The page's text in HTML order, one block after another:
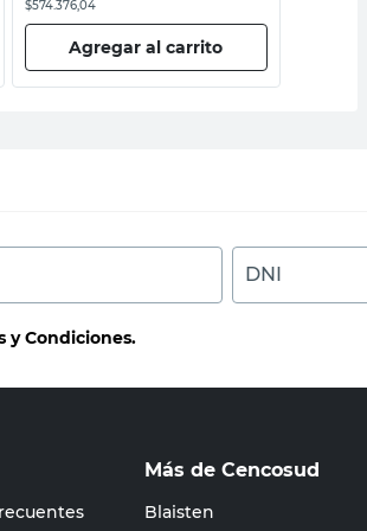
$574.376,04
Agregar al carrito
DNI
y Condiciones.
Más de Cencosud
Blaisten